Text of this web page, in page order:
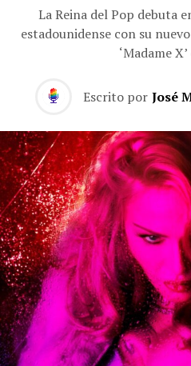
La Reina del Pop debuta
estadounidense con su
‘Madame
Escrito por José